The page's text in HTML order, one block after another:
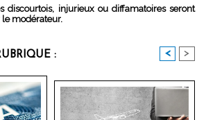
discourtois, injurieux ou diffamatoires seront
modérateur.
: < >